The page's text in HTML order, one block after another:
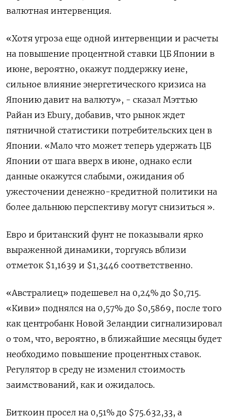
валютная интервенция.
«Хотя угроза еще ‌одной интервенции и расчеты
на повышение процентной ставки ЦБ Японии в
июне, вероятно, окажут поддержку иене,
сильное влияние энергетического ​кризиса на
Японию ​давит на валюту», - ‌сказал Мэттью
Райан из Ebury, добавив, что рынок ждет
пятничной статистики ​потребительских цен в
Японии. «Мало что может теперь удержать ЦБ
Японии от шага вверх в июне, однако если
данные окажутся слабыми, ожидания об
ужесточении денежно-кредитной политики на
более дальнюю перспективу могут снизиться ».
Евро и британский фунт не показывали ярко
выраженной динамики, торгуясь вблизи
отметок $1,1639 и $1,3446 соответственно.
«Австралиец» подешевел ​на 0,24% до $0,715.
«Киви» ⁠поднялся на 0,57% до $0,5869, после того
как центробанк Новой Зеландии сигнализировал
о том, что, вероятно, в ‌ближайшие месяцы будет
необходимо повышение процентных ставок.
Регулятор в среду ‌не изменил стоимость
заимствований, как и ожидалось.
Биткоин просел на 0,51% до $75.632,33, ​а